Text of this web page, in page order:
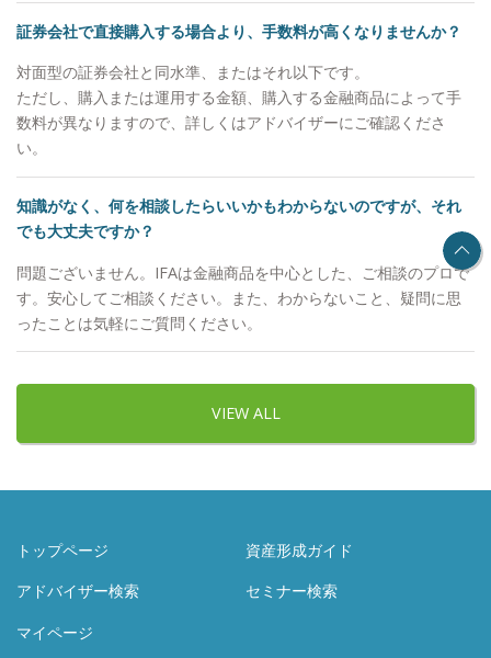
証券会社で直接購入する場合より、手数料が高くなりませんか？
対面型の証券会社と同水準、またはそれ以下です。
ただし、購入または運用する金額、購入する金融商品によって手
数料が異なりますので、詳しくはアドバイザーにご確認くださ
い。
知識がなく、何を相談したらいいかもわからないのですが、それ
でも大丈夫ですか？
問題ございません。IFAは金融商品を中心とした、ご相談のプロで
す。安心してご相談ください。また、わからないこと、疑問に思
ったことは気軽にご質問ください。
VIEW ALL
トップページ
資産形成ガイド
アドバイザー検索
セミナー検索
マイページ